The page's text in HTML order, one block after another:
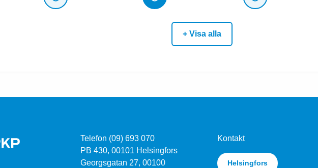
+ Visa alla
Telefon (09) 693 070
PB 430, 00101 Helsingfors
Georgsgatan 27, 00100
Kontakt
Helsingfors